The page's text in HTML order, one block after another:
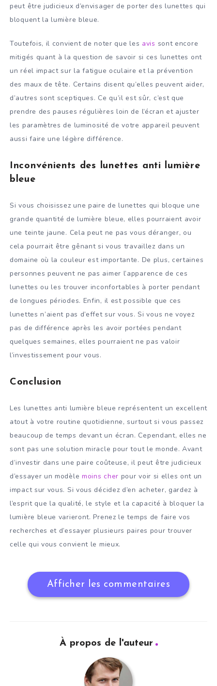
peut être judicieux d’envisager de porter des lunettes qui
bloquent la lumière bleue.
Toutefois, il convient de noter que les avis sont encore
mitigés quant à la question de savoir si ces lunettes ont
un réel impact sur la fatigue oculaire et la prévention
des maux de tête. Certains disent qu’elles peuvent aider,
d’autres sont sceptiques. Ce qu’il est sûr, c’est que
prendre des pauses régulières loin de l’écran et ajuster
les paramètres de luminosité de votre appareil peuvent
aussi faire une légère différence.
Inconvénients des lunettes anti lumière
bleue
Si vous choisissez une paire de lunettes qui bloque une
grande quantité de lumière bleue, elles pourraient avoir
une teinte jaune. Cela peut ne pas vous déranger, ou
cela pourrait être gênant si vous travaillez dans un
domaine où la couleur est importante. De plus, certaines
personnes peuvent ne pas aimer l’apparence de ces
lunettes ou les trouver inconfortables à porter pendant
de longues périodes. Enfin, il est possible que ces
lunettes n’aient pas d’effet sur vous. Si vous ne voyez
pas de différence après les avoir portées pendant
quelques semaines, elles pourraient ne pas valoir
l’investissement pour vous.
Conclusion
Les lunettes anti lumière bleue représentent un excellent
atout à votre routine quotidienne, surtout si vous passez
beaucoup de temps devant un écran. Cependant, elles ne
sont pas une solution miracle pour tout le monde. Avant
d’investir dans une paire coûteuse, il peut être judicieux
d’essayer un modèle moins cher pour voir si elles ont un
impact sur vous. Si vous décidez d’en acheter, gardez à
l’esprit que la qualité, le style et la capacité à bloquer la
lumière bleue varieront. Prenez le temps de faire vos
recherches et d’essayer plusieurs paires pour trouver
celle qui vous convient le mieux.
Afficher les commentaires
À propos de l'auteur